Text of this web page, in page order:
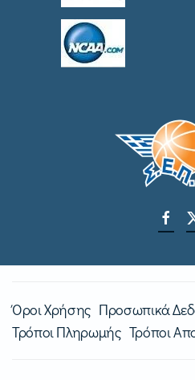
Όροι Χρήσης Προσωπικά
Τρόποι Πληρωμής Τρόποι